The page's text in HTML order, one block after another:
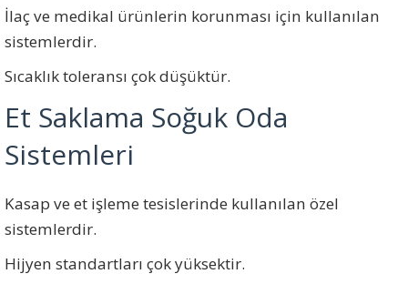
İlaç ve medikal ürünlerin korunması için kullanılan
sistemlerdir.
Sıcaklık toleransı çok düşüktür.
Et Saklama Soğuk Oda
Sistemleri
Kasap ve et işleme tesislerinde kullanılan özel
sistemlerdir.
Hijyen standartları çok yüksektir.